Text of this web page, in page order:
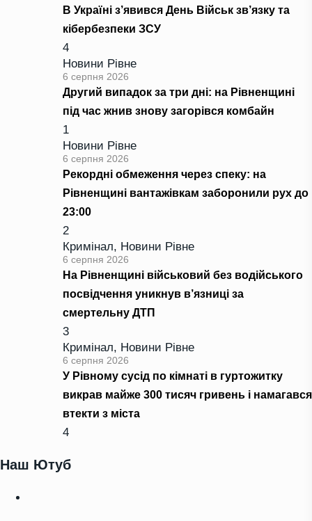
В Україні з’явився День Військ зв’язку та
кібербезпеки ЗСУ
4
Новини Рівне
6 серпня 2026
Другий випадок за три дні: на Рівненщині
під час жнив знову загорівся комбайн
1
Новини Рівне
6 серпня 2026
Рекордні обмеження через спеку: на
Рівненщині вантажівкам заборонили рух до
23:00
2
Кримінал, Новини Рівне
6 серпня 2026
На Рівненщині військовий без водійського
посвідчення уникнув в’язниці за
смертельну ДТП
3
Кримінал, Новини Рівне
6 серпня 2026
У Рівному сусід по кімнаті в гуртожитку
викрав майже 300 тисяч гривень і намагався
втекти з міста
4
Наш Ютуб